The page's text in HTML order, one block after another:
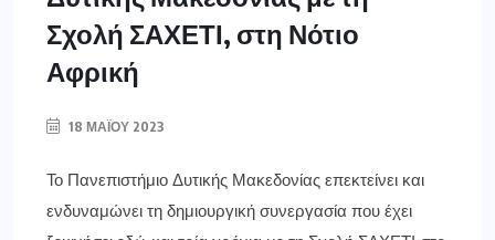
Σχολή ΣΑΧΕΤΙ, στη Νότιο
Αφρική
18 ΜΑΪ́ΟΥ 2023
Το Πανεπιστήμιο Δυτικής Μακεδονίας επεκτείνει και
ενδυναμώνει τη δημιουργική συνεργασία που έχει